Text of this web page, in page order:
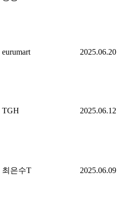
eurumart 2025.06.20
TGH 2025.06.12
최은수T 2025.06.09